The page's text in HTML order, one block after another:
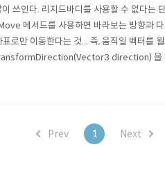
인다. 리지드바디를 사용할 수 없다는
메서드를 사용하면 바라보는 방향과
로만 이동한다는 것... 즉, 움직일 벡터를
direction) 을
Prev 1 Next